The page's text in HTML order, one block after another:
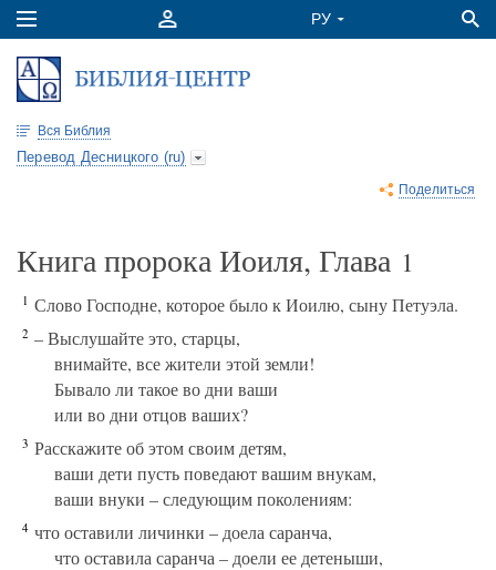
Вся Библия
Перевод Десницкого (ru)
Поделиться
Книга пророка Иоиля, Глава 1
1 Слово Господне, которое было к Иоилю, сыну Петуэла.
2 – Выслушайте это, старцы,
внимайте, все жители этой земли!
Бывало ли такое во дни ваши
или во дни отцов ваших?
3 Расскажите об этом своим детям,
ваши дети пусть поведают вашим внукам,
ваши внуки – следующим поколениям:
4 что оставили личинки – доела саранча,
что оставила саранча – доели ее детеныши,